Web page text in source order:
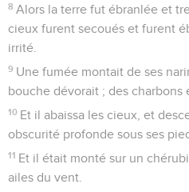
8 Alors la terre fut ébranlée et
cieux furent secoués et furent
irrité.
9 Une fumée montait de ses
bouche dévorait ; des charbons
10 Et il abaissa les cieux, et
obscurité profonde sous ses
11 Et il était monté sur un
ailes du vent.